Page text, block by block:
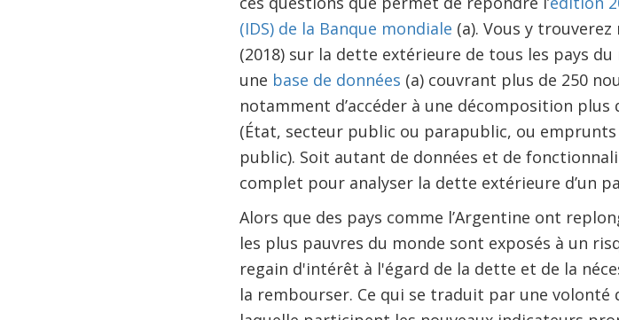
(IDS) de la Banque mondiale (a). Vous y
(2018) sur la dette extérieure de tous les pays du
une base de données (a) couvrant plus de 250
notamment d’accéder à une décomposition
(État, secteur public ou parapublic, ou
public). Soit autant de données et de
complet pour analyser la dette extérieure d’un
Alors que des pays comme l’Argentine ont
les plus pauvres du monde sont exposés à un
regain d'intérêt à l'égard de la dette et de la
la rembourser. Ce qui se traduit par une